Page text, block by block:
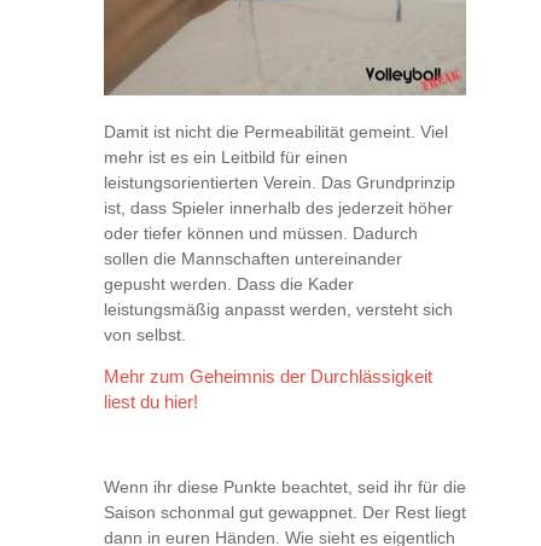
Damit ist nicht die Permeabilität gemeint. Viel
mehr ist es ein Leitbild für einen
leistungsorientierten Verein. Das Grundprinzip
ist, dass Spieler innerhalb des jederzeit höher
oder tiefer können und müssen. Dadurch
sollen die Mannschaften untereinander
gepusht werden. Dass die Kader
leistungsmäßig anpasst werden, versteht sich
von selbst.
Mehr zum Geheimnis der Durchlässigkeit
liest du hier!
Wenn ihr diese Punkte beachtet, seid ihr für die
Saison schonmal gut gewappnet. Der Rest liegt
dann in euren Händen. Wie sieht es eigentlich